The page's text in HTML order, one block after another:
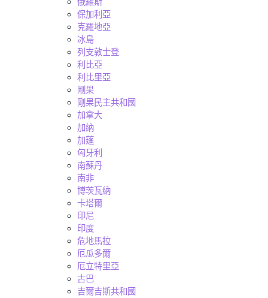
保加利亞
克羅地亞
冰島
列支敦士登
利比亞
利比里亞
剛果
剛果民主共和國
加拿大
加納
加蓬
匈牙利
南蘇丹
南非
博茨瓦納
卡塔爾
印尼
印度
危地馬拉
厄瓜多爾
厄立特里亞
古巴
吉爾吉斯共和國